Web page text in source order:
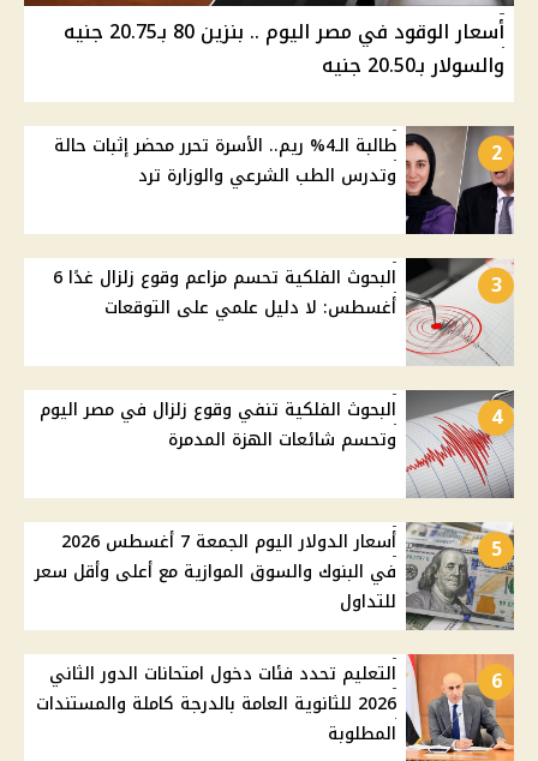
أسعار الوقود في مصر اليوم .. بنزين 80 بـ20.75 جنيه
والسولار بـ20.50 جنيه
2
طالبة الـ4% ريم.. الأسرة تحرر محضر إثبات حالة
وتدرس الطب الشرعي والوزارة ترد
3
البحوث الفلكية تحسم مزاعم وقوع زلزال غدًا 6
أغسطس: لا دليل علمي على التوقعات
4
البحوث الفلكية تنفي وقوع زلزال في مصر اليوم
وتحسم شائعات الهزة المدمرة
5
أسعار الدولار اليوم الجمعة 7 أغسطس 2026
في البنوك والسوق الموازية مع أعلى وأقل سعر
للتداول
6
التعليم تحدد فئات دخول امتحانات الدور الثاني
2026 للثانوية العامة بالدرجة كاملة والمستندات
المطلوبة